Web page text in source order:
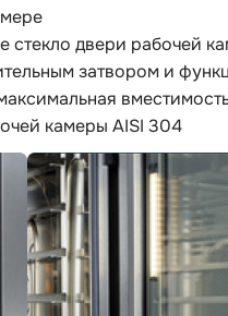
стекло двери рабочей
затвором и
камеры AISI 304